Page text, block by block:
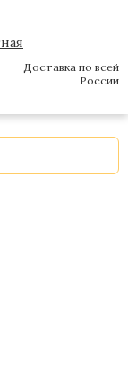
Доставка по всей
России